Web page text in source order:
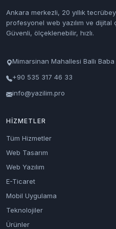
Ankara merkezli, 20 yıllık
profesyonel web yazılım ve dijital
Güvenli, ölçeklenebilir, hızlı.
Mimarsinan Mahallesi Ballı
+90 535 317 46 33
info@yazilim.pro
HIZMETLER
Tüm Hizmetler
Web Tasarım
Web Yazılım
E-Ticaret
Mobil Uygulama
Teknolojiler
Ürünler